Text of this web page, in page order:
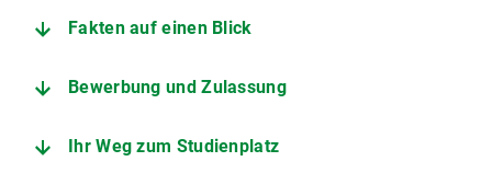
Fakten auf einen Blick
Bewerbung und Zulassung
Ihr Weg zum Studienplatz